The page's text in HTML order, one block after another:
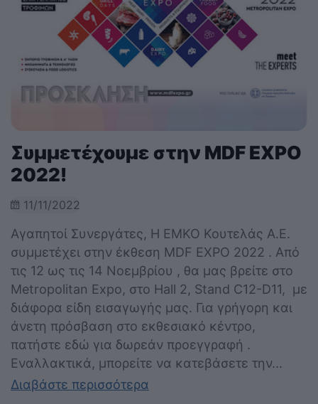
Συμμετέχουμε στην MDF EXPO
2022!
11/11/2022
Αγαπητοί Συνεργάτες, Η ΕΜΚΟ Κουτελάς Α.Ε.
συμμετέχει στην έκθεση MDF EXPO 2022 . Από
τις 12 ως τις 14 Νοεμβρίου , θα μας βρείτε στο
Metropolitan Expo, στο Hall 2, Stand C12-D11, με
διάφορα είδη εισαγωγής μας. Για γρήγορη και
άνετη πρόσβαση στο εκθεσιακό κέντρο,
πατήστε εδώ για δωρεάν προεγγραφή .
Εναλλακτικά, μπορείτε να κατεβάσετε την...
Διαβάστε περισσότερα